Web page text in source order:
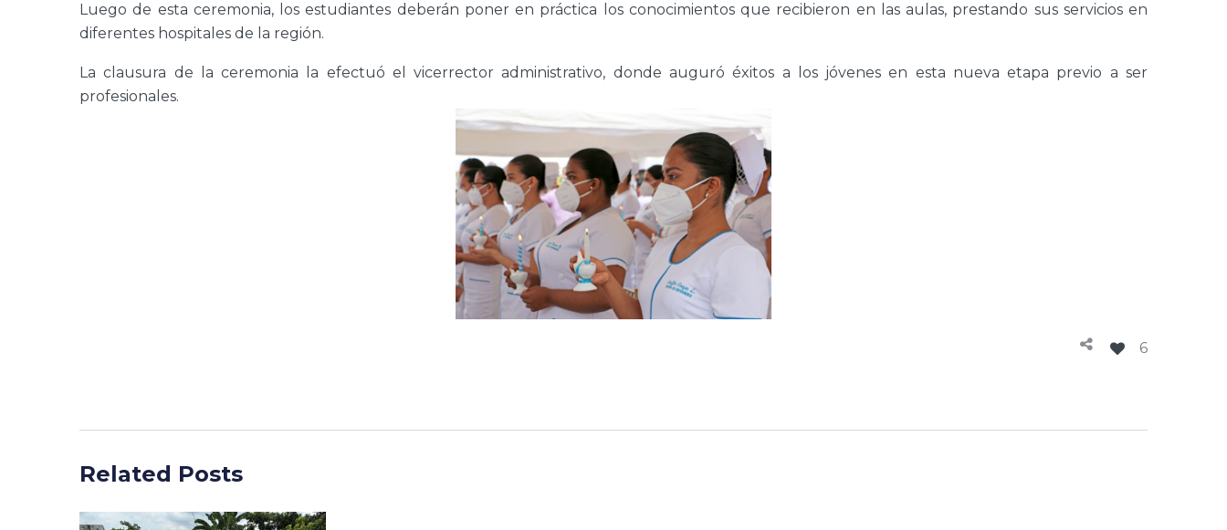
Luego de esta ceremonia, los estudiantes deberán poner en práctica los conocimientos que recibieron en las aulas, prestando sus servicios en
diferentes hospitales de la región.
La clausura de la ceremonia la efectuó el vicerrector administrativo, donde auguró éxitos a los jóvenes en esta nueva etapa previo a ser
profesionales.
6
Related Posts